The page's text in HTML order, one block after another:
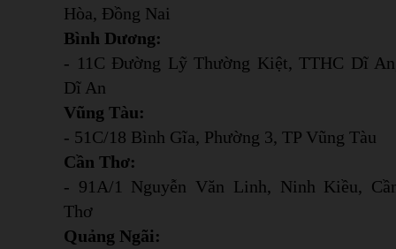
Hòa, Đồng Nai
Bình Dương:
- 11C Đường Lỹ Thường Kiệt, TTHC Dĩ
Dĩ An
Vũng Tàu:
- 51C/18 Bình Gĩa, Phường 3, TP Vũng Tàu
Cần Thơ:
- 91A/1 Nguyễn Văn Linh, Ninh Kiều,
Thơ
Quảng Ngãi: